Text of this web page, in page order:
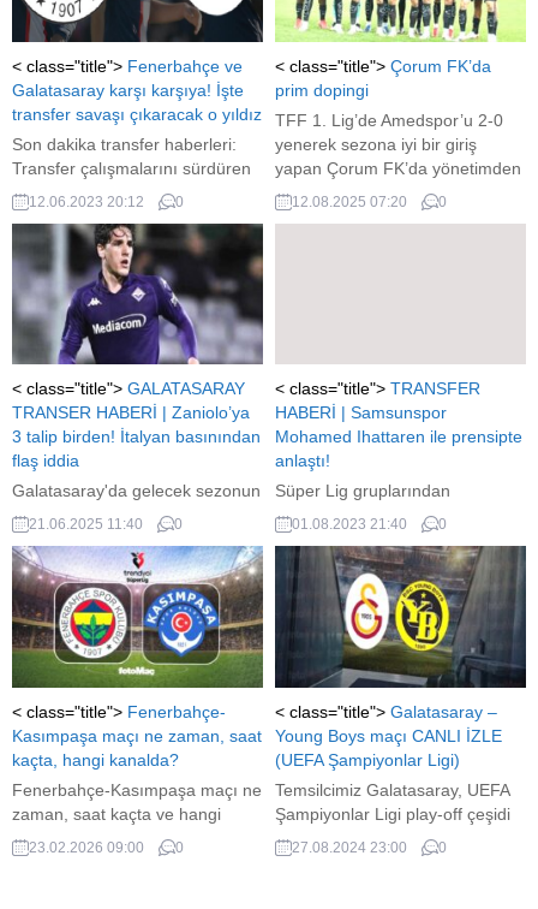
< class="title"> Fenerbahçe ve
Galatasaray karşı karşıya! İşte
transfer savaşı çıkaracak o yıldız
Son dakika transfer haberleri:
Transfer çalışmalarını sürdüren
Galatasaray ve Fenerbahçe için
flaş bir iddia ortaya attı. Fransız
basınında çıkan göre; iki ezeli
rakip, PSG'nin orta saha
oyuncusu için karşı karşıya geldi.
Oyuncunun vakitte Milan'ın da
listesinde olduğu belirtildi. İşte
ayrıntılar... (fotomac.com.tr / DIŞ
HABERLER)
12.06.2023 20:12 0
< class="title"> Çorum FK’da
prim dopingi
TFF 1. Lig’de Amedspor’u 2-0
yenerek sezona iyi bir giriş
yapan Çorum FK’da yönetimden
futbolculara müjde geldi.
12.08.2025 07:20 0
< class="title"> GALATASARAY
TRANSER HABERİ | Zaniolo’ya
3 talip birden! İtalyan basınından
flaş iddia
Galatasaray'da gelecek sezonun
kadro planlaması başladı.
Bonservisi sarı-kırmızılılarda
olan ancak farklı takımlarda
kiralık olarak forma giyen
futbolcuların geleceği merak
edilirken sona eren sezonun ilk
yarısını Atalanta'da ikinci yarısını
ise Fiorentina'da kiralık olarak
geçiren Nicolo Zaniolo hakkında
önemli bir transfer gelişmesi
yaşandı. İtalyan basınında yer
alan o habere göre Zaniolo'ya
21.06.2025 11:40 0
< class="title"> TRANSFER
HABERİ | Samsunspor
Mohamed Ihattaren ile prensipte
anlaştı!
Süper Lig gruplarından
Samsunspor'da transferde flaş
gelişmeler yaşanıyor.
Samsunspor son olarak geçen
sezon Juventus'ta forma terleten
Mohamed Ihattaren ile prensipte
anlaştı. İşte ayrıntılar...
01.08.2023 21:40 0
< class="title"> Fenerbahçe-
Kasımpaşa maçı ne zaman, saat
kaçta, hangi kanalda?
Fenerbahçe-Kasımpaşa maçı ne
zaman, saat kaçta ve hangi
kanalda yayınlanacak? Trendyol
Süper Lig’in 23. haftasında
23.02.2026 09:00 0
< class="title"> Galatasaray –
Young Boys maçı CANLI İZLE
(UEFA Şampiyonlar Ligi)
Temsilcimiz Galatasaray, UEFA
Şampiyonlar Ligi play-off çeşidi
rövanş maçında hayli kritik
birmüsabakaya çıkıyor. Sarı-
27.08.2024 23:00 0